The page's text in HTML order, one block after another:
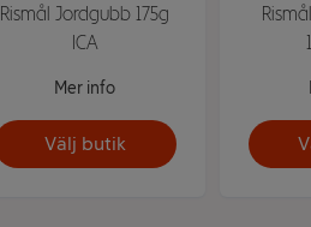
Rismål Jordgubb 175g
ICA
Mer info
Välj butik